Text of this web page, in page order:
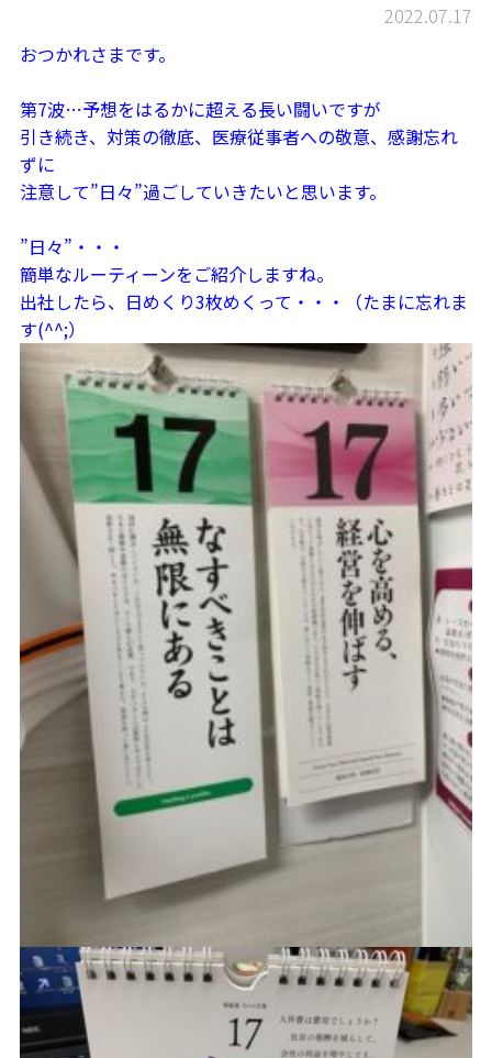
2022.07.17
おつかれさまです。
第7波…予想をはるかに超える長い闘いですが
引き続き、対策の徹底、医療従事者への敬意、感謝忘れ
ずに
注意して”日々”過ごしていきたいと思います。
”日々”・・・
簡単なルーティーンをご紹介しますね。
出社したら、日めくり3枚めくって・・・（たまに忘れま
す(^^;）